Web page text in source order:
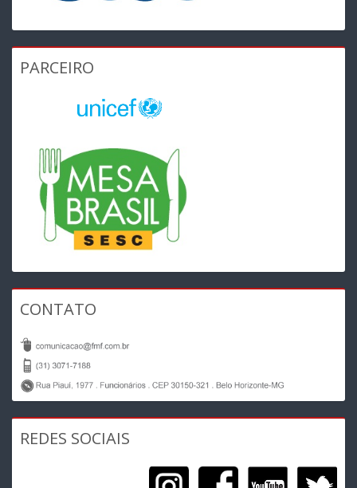
PARCEIRO
CONTATO
REDES SOCIAIS